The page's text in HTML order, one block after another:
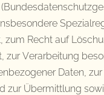
zum Recht auf
zur Verarbeitung
Daten,
zur Übermittlung